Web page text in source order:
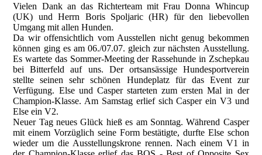
Vielen Dank an das Richterteam mit Frau Donna Whincup
(UK) und Herrn Boris Spoljaric (HR) für den liebevollen
Umgang mit allen Hunden.
Da wir offensichtlich vom Ausstellen nicht genug bekommen
können ging es am 06./07.07. gleich zur nächsten Ausstellung.
Es wartete das Sommer-Meeting der Rassehunde in Zschepkau
bei Bitterfeld auf uns. Der ortsansässige Hundesportverein
stellte seinen sehr schönen Hundeplatz für das Event zur
Verfügung. Else und Casper starteten zum ersten Mal in der
Champion-Klasse. Am Samstag erlief sich Casper ein V3 und
Else ein V2.
Neuer Tag neues Glück hieß es am Sonntag. Während Casper
mit einem Vorzüglich seine Form bestätigte, durfte Else schon
wieder um die Ausstellungskrone rennen. Nach einem V1 in